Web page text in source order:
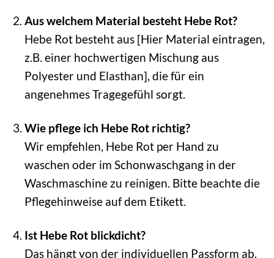
Aus welchem Material besteht Hebe Rot?
Hebe Rot besteht aus [Hier Material eintragen,
z.B. einer hochwertigen Mischung aus
Polyester und Elasthan], die für ein
angenehmes Tragegefühl sorgt.
Wie pflege ich Hebe Rot richtig?
Wir empfehlen, Hebe Rot per Hand zu
waschen oder im Schonwaschgang in der
Waschmaschine zu reinigen. Bitte beachte die
Pflegehinweise auf dem Etikett.
Ist Hebe Rot blickdicht?
Das hängt von der individuellen Passform ab.